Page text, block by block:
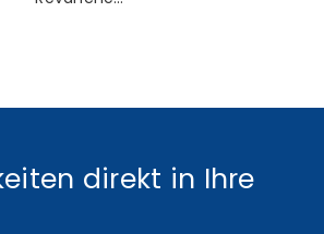
direkt in Ihre